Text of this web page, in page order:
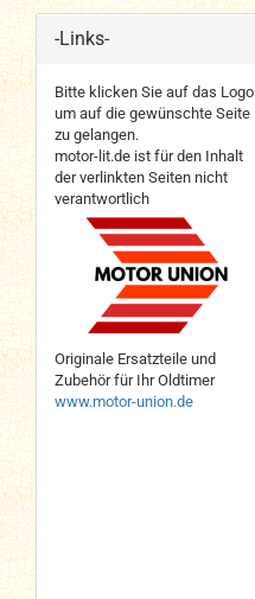
-Links-
Bitte klicken Sie auf das Logo
um auf die gewünschte Seite
zu gelangen.
motor-lit.de ist für den Inhalt
der verlinkten Seiten nicht
verantwortlich
Originale Ersatzteile und
Zubehör für Ihr Oldtimer
www.motor-union.de